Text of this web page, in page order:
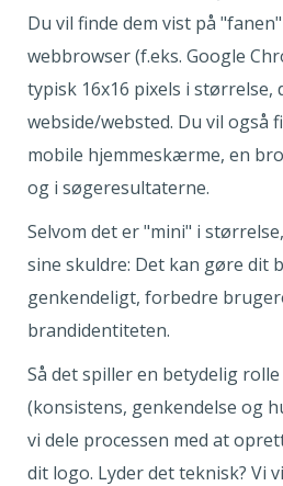
Du vil finde dem vist på
webbrowser (f.eks. Google
typisk 16x16 pixels i
webside/websted. Du vil også
mobile hjemmeskærme, en
og i søgeresultaterne.
Selvom det er "mini" i
sine skuldre: Det kan gøre dit
genkendeligt, forbedre
brandidentiteten.
Så det spiller en betydelig
(konsistens, genkendelse og
vi dele processen med at
dit logo. Lyder det teknisk? Vi